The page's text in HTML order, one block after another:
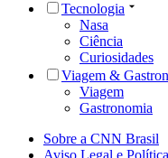
Tecnologia
Nasa
Ciência
Curiosidades
Viagem &
Viagem
Gastronomia
Sobre a CNN Brasil